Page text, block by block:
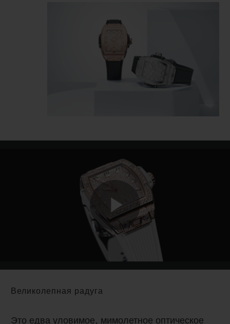
Play
Великолепная радуга
Это едва уловимое, мимолетное оптическое